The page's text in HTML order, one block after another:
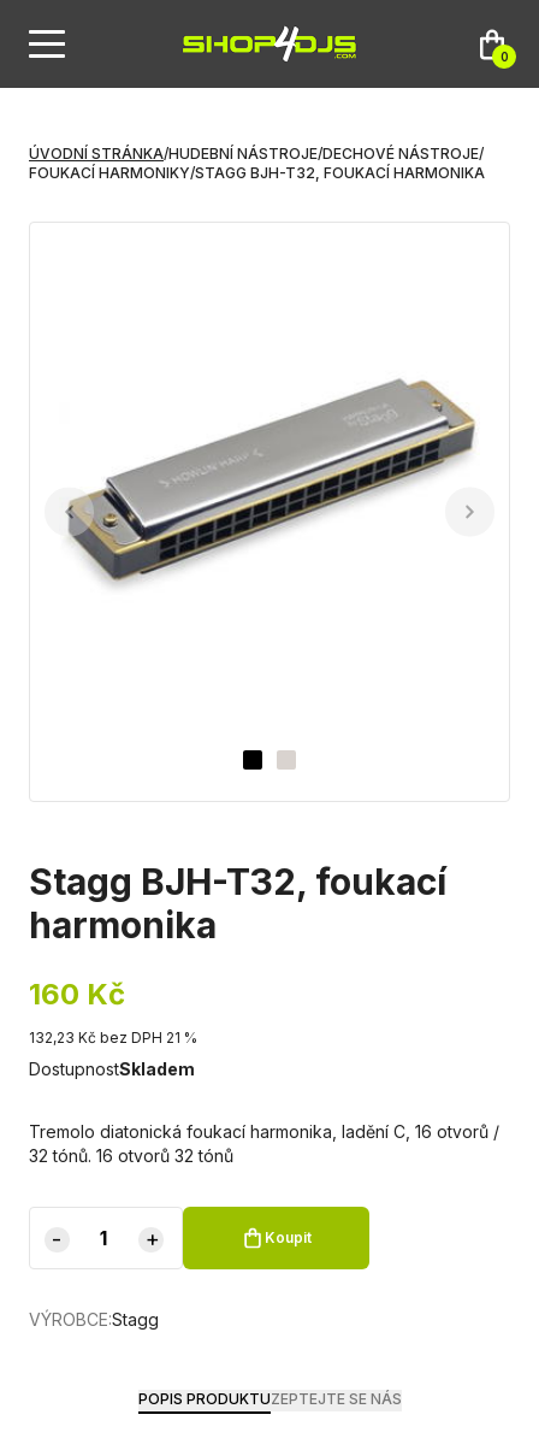
0
ÚVODNÍ STRÁNKA/HUDEBNÍ NÁSTROJE/DECHOVÉ NÁSTROJE/
FOUKACÍ HARMONIKY/STAGG BJH-T32, FOUKACÍ HARMONIKA
Stagg BJH-T32, foukací
harmonika
160 Kč
132,23 Kč bez DPH 21 %
DostupnostSkladem
Tremolo diatonická foukací harmonika, ladění C, 16 otvorů /
32 tónů. 16 otvorů 32 tónů
- + Koupit
VÝROBCE:Stagg
POPIS PRODUKTUZEPTEJTE SE NÁS